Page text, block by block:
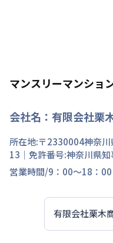
マンスリーマンショ
会社名： 有限会社栗
所在地:〒2330004神奈川
13 ｜免許番号:神奈川県
営業時間/9：00～18：00
有限会社栗木